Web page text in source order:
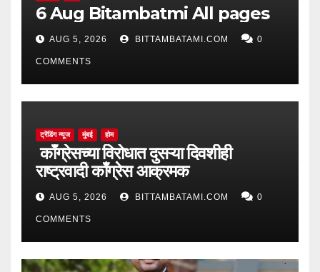
6 Aug Bitambatmi All pages
AUG 5, 2026 BITTAMBATAMI.COM 0
COMMENTS
ट्रेंडिंग न्यूज मुंबई होम
काँग्रेसच्या विरोधात दुसऱ्या दिवशीही
राष्ट्रवादी काँग्रेस आक्रमक
AUG 5, 2026 BITTAMBATAMI.COM 0
COMMENTS